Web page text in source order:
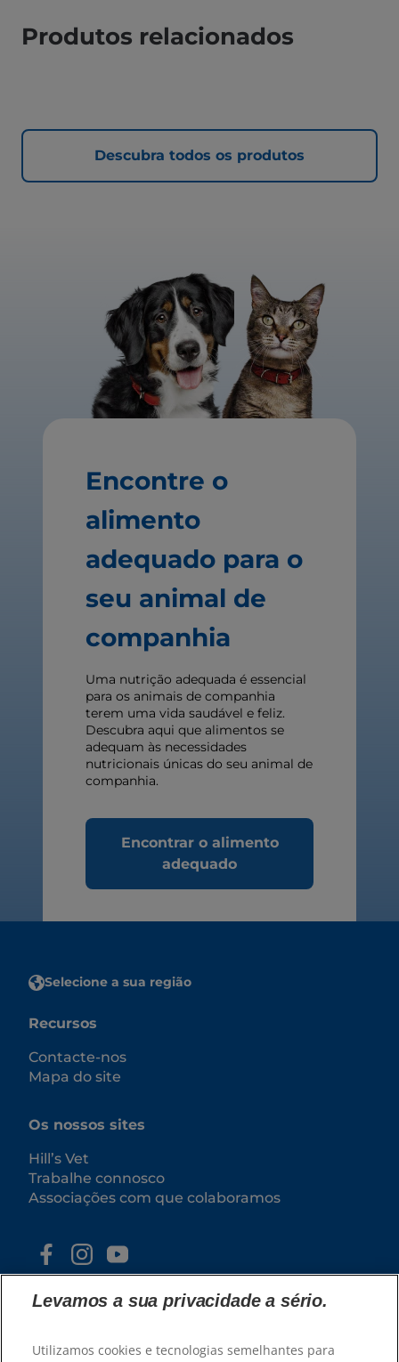
Produtos relacionados
Descubra todos os produtos
Encontre o
alimento
adequado para o
seu animal de
companhia
Uma nutrição adequada é essencial
para os animais de companhia
terem uma vida saudável e feliz.
Descubra aqui que alimentos se
adequam às necessidades
nutricionais únicas do seu animal de
companhia.
Encontrar o alimento
adequado
Selecione a sua região
Recursos
Contacte-nos
Mapa do site
Os nossos sites
Hill’s Vet
Trabalhe connosco
Associações com que colaboramos
Levamos a sua privacidade a sério.
Utilizamos cookies e tecnologias semelhantes para